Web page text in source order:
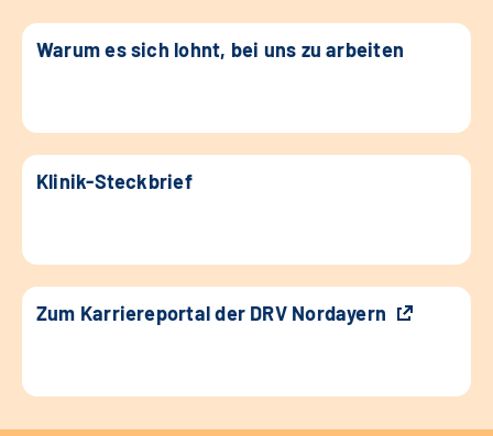
Warum es sich lohnt, bei uns zu arbeiten
Klinik-Steckbrief
Zum Karriereportal der DRV Nordayern